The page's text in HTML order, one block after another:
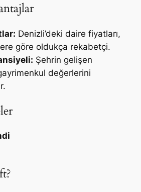
Denizli’deki daire fiyatları,
göre oldukça rekabetçi.
Şehrin gelişen
değerlerini